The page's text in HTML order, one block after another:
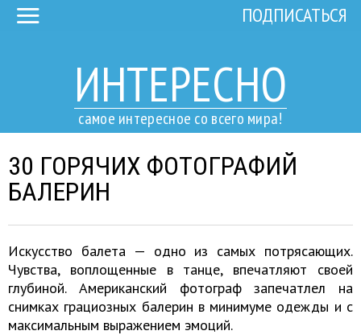
ИНТЕРЕСНО
самое интересное со всего мира!
ПОДПИСАТЬСЯ
30 ГОРЯЧИХ ФОТОГРАФИЙ
БАЛЕРИН
Искусство балета — одно из самых потрясающих.
Чувства, воплощенные в танце, впечатляют своей
глубиной. Американский фотограф запечатлел на
снимках грациозных балерин в минимуме одежды и с
максимальным выражением эмоций.